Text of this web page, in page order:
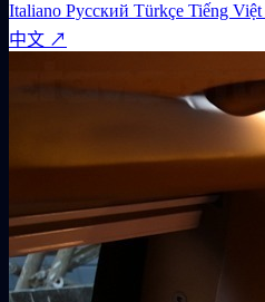
Italiano Русский Türkçe Tiếng Việt
中文 ↗